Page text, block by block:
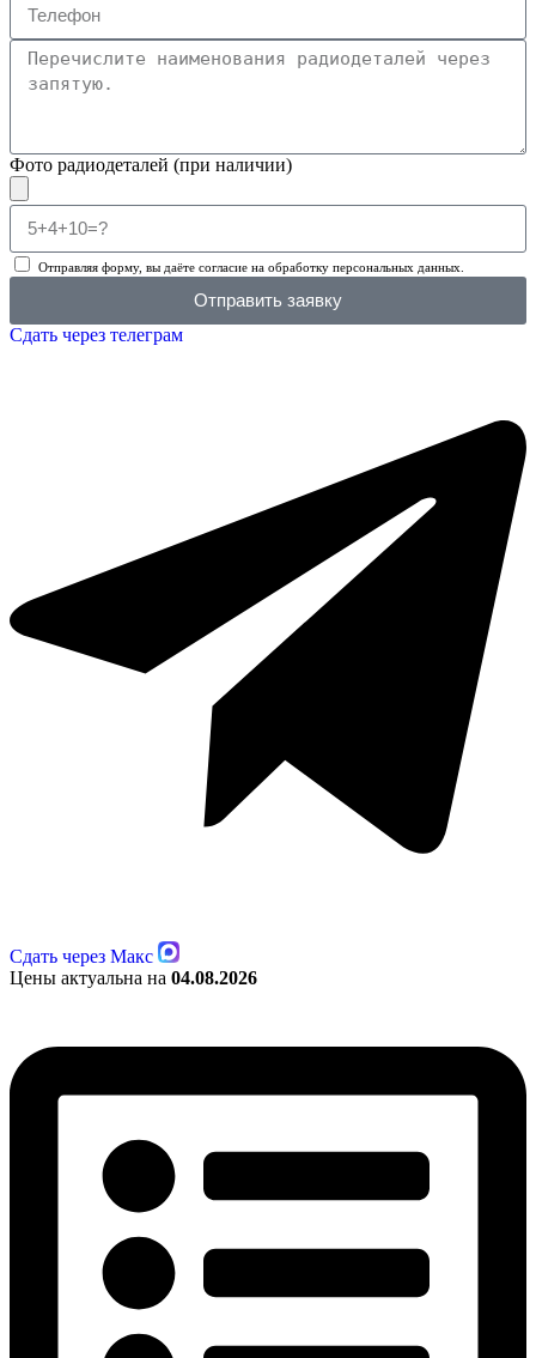
Фото радиодеталей (при наличии)
Отправляя форму, вы даёте согласие на обработку персональных данных.
Отправить заявку
Сдать через телеграм
Сдать через Макс
Цены актуальна на 04.08.2026